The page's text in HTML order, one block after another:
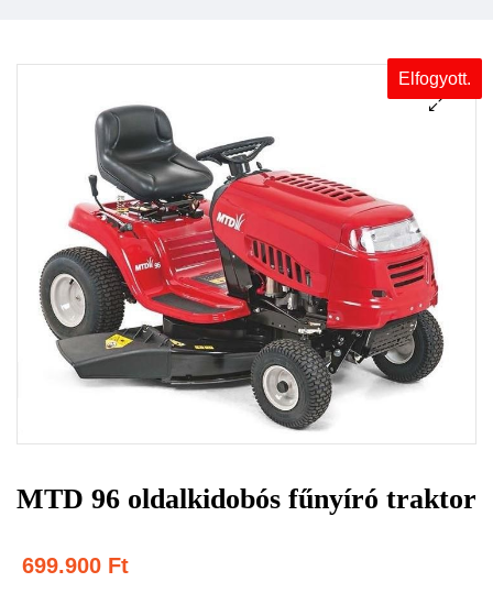
Elfogyott.
MTD 96 oldalkidobós fűnyíró traktor
699.900 Ft